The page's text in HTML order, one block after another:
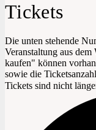
Tickets
Die unten stehende
Veranstaltung aus
kaufen" können
sowie die
Tickets sind nicht